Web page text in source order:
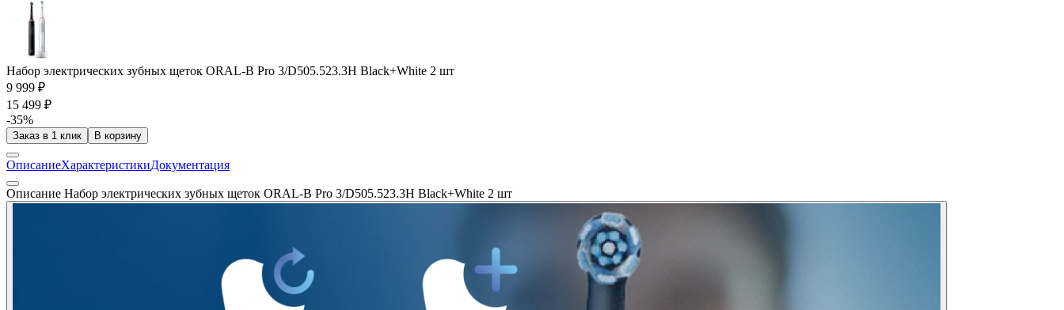
Набор электрических зубных щеток ORAL-B Pro 3/D505.523.3H Black+White 2 шт
9 999 ₽
15 499 ₽
-35%
Заказ в 1 клик В корзину
ОписаниеХарактеристикиДокументация
Описание Набор электрических зубных щеток ORAL-B Pro 3/D505.523.3H Black+White 2 шт